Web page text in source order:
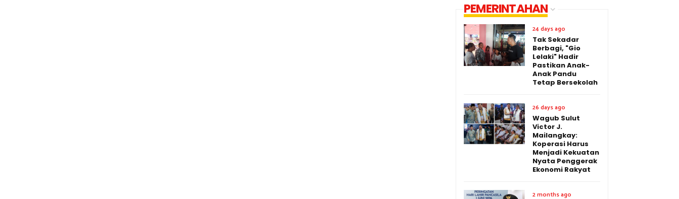
PEMERINTAHAN
24 days ago
Tak Sekadar
Berbagi, "Gio
Lelaki" Hadir
Pastikan Anak-
Anak Pandu
Tetap Bersekolah
26 days ago
Wagub Sulut
Victor J.
Mailangkay:
Koperasi Harus
Menjadi Kekuatan
Nyata Penggerak
Ekonomi Rakyat
2 months ago